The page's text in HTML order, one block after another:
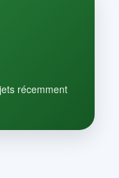
récemment